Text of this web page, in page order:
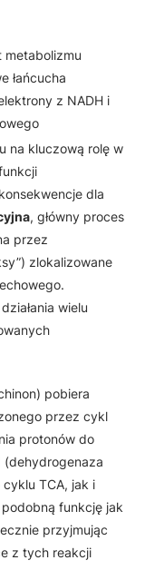
metabolizmu
łańcucha
z NADH i
na kluczową rolę w
dla
, główny proces
przez
zlokalizowane
wielu
pobiera
przez cykl
protonów do
(dehydrogenaza
TCA, jak i
funkcję jak
przyjmując
z tych reakcji